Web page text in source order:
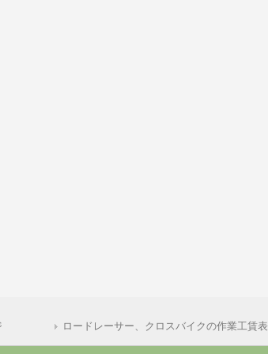
ロードレーサー、クロスバイクの作業工賃表